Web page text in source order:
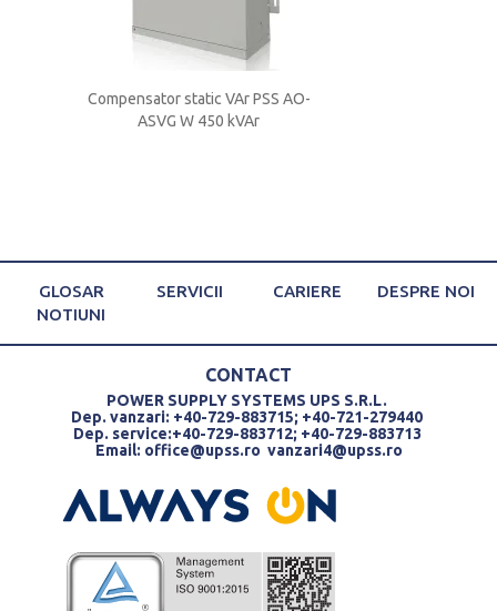
Compensator static VAr PSS AO-
ASVG W 450 kVAr
GLOSAR
NOTIUNI
SERVICII CARIERE DESPRE NOI
CONTACT
POWER SUPPLY SYSTEMS UPS S.R.L.
Dep. vanzari: +40-729-883715; +40-721-279440
Dep. service:+40-729-883712; +40-729-883713
Email: office@upss.ro vanzari4@upss.ro